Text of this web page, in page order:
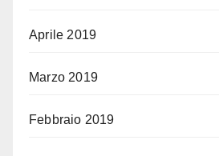
Aprile 2019
Marzo 2019
Febbraio 2019